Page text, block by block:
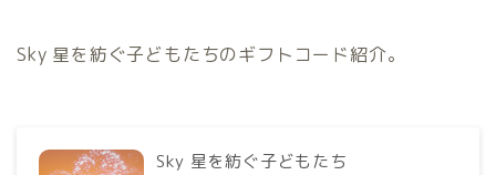
Sky 星を紡ぐ子どもたちのギフトコード紹介。
Sky 星を紡ぐ子どもたち